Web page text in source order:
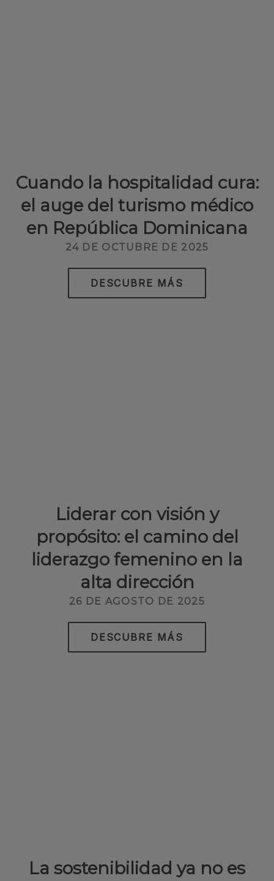
Cuando la hospitalidad cura:
el auge del turismo médico
en República Dominicana
24 DE OCTUBRE DE 2025
DESCUBRE MÁS
Liderar con visión y
propósito: el camino del
liderazgo femenino en la
alta dirección
26 DE AGOSTO DE 2025
DESCUBRE MÁS
La sostenibilidad ya no es